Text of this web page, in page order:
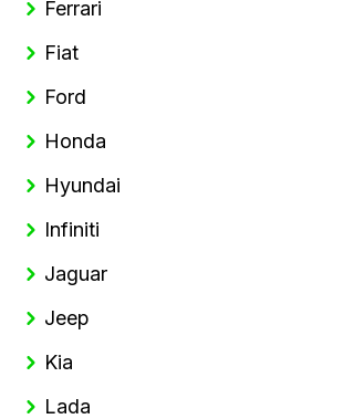
Ferrari
Fiat
Ford
Honda
Hyundai
Infiniti
Jaguar
Jeep
Kia
Lada